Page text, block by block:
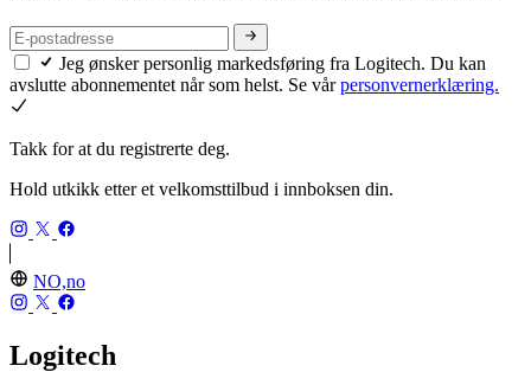
Jeg ønsker personlig markedsføring fra Logitech. Du kan
avslutte abonnementet når som helst. Se vårpersonvernerklæring.
Takk for at du registrerte deg.
Hold utkikk etter et velkomsttilbud i innboksen din.
NO,no
Logitech